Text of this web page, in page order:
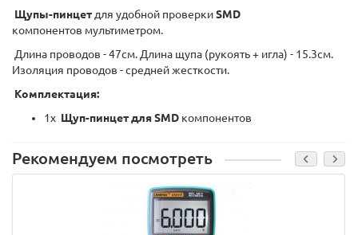
Щупы-пинцет для удобной проверкиSMD
компонентов мультиметром.
Длина проводов - 47см. Длина щупа (рукоять + игла) - 15.3см.
Изоляция проводов - средней жесткости.
Комплектация:
1х Щуп-пинцет для SMD компонентов
Рекомендуем посмотреть